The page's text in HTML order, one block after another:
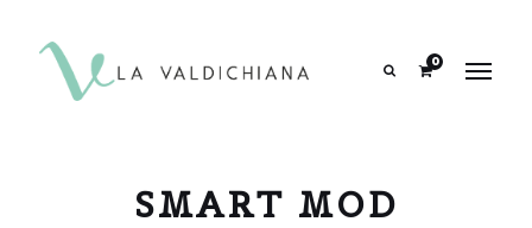
0
SMART MOD